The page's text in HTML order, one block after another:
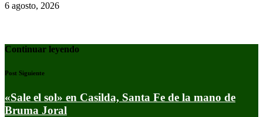
6 agosto, 2026
Continuar leyendo
Post Siguiente
«Sale el sol» en Casilda, Santa Fe de la mano de
Bruma Joral